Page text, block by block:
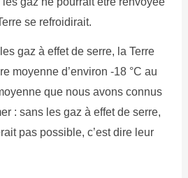
se refroidirait.
gaz à effet de serre, la Terre
moyenne d’environ -18 °C au
que nous avons connus
: sans les gaz à effet de serre,
pas possible, c’est dire leur